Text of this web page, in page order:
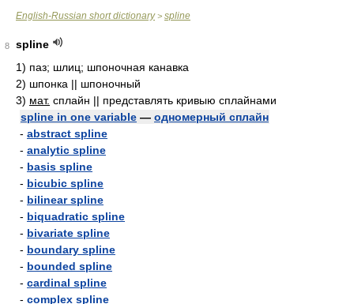
English-Russian short dictionary> spline
8
spline
1) паз; шлиц; шпоночная канавка
2) шпонка || шпоночный
3) мат. сплайн || представлять кривыю сплайнами
spline in one variable — одномерный сплайн
- abstract spline
- analytic spline
- basis spline
- bicubic spline
- bilinear spline
- biquadratic spline
- bivariate spline
- boundary spline
- bounded spline
- cardinal spline
- complex spline